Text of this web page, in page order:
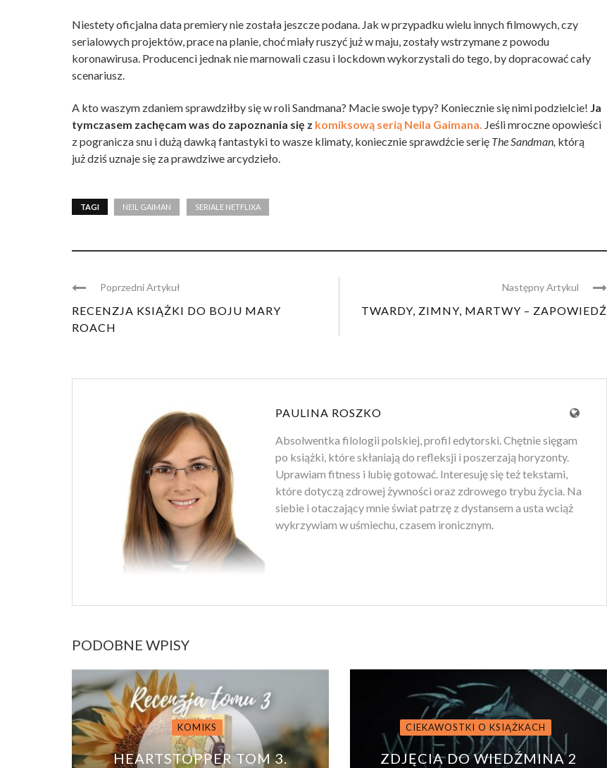
Niestety oficjalna data premiery nie została jeszcze podana. Jak w przypadku wielu innych filmowych, czy
serialowych projektów, prace na planie, choć miały ruszyć już w maju, zostały wstrzymane z powodu
koronawirusa. Producenci jednak nie marnowali czasu i lockdown wykorzystali do tego, by dopracować cały
scenariusz.
A kto waszym zdaniem sprawdziłby się w roli Sandmana? Macie swoje typy? Koniecznie się nimi podzielcie! Ja
tymczasem zachęcam was do zapoznania się z komiksową serią Neila Gaimana. Jeśli mroczne opowieści
z pogranicza snu i dużą dawką fantastyki to wasze klimaty, koniecznie sprawdźcie serię The Sandman, którą
już dziś uznaje się za prawdziwe arcydzieło.
TAGI NEIL GAIMAN SERIALE NETFLIXA
Poprzedni Artykuł
RECENZJA KSIĄŻKI DO BOJU MARY
ROACH
Następny Artykul
TWARDY, ZIMNY, MARTWY – ZAPOWIEDŹ
PAULINA ROSZKO
Absolwentka filologii polskiej, profil edytorski. Chętnie sięgam
po książki, które skłaniają do refleksji i poszerzają horyzonty.
Uprawiam fitness i lubię gotować. Interesuję się też tekstami,
które dotyczą zdrowej żywności oraz zdrowego trybu życia. Na
siebie i otaczający mnie świat patrzę z dystansem a usta wciąż
wykrzywiam w uśmiechu, czasem ironicznym.
PODOBNE WPISY
KOMIKS
HEARTSTOPPER TOM 3.
CIEKAWOSTKI O KSIĄŻKACH
ZDJĘCIA DO WIEDŹMINA 2